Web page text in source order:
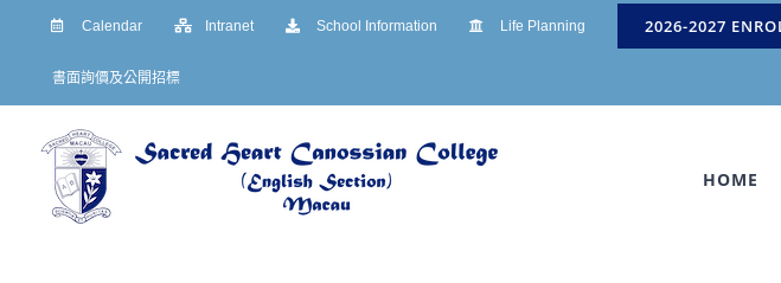
Calendar Intranet School Information Life Planning 2026-2027
書面詢價及公開招標
HOME